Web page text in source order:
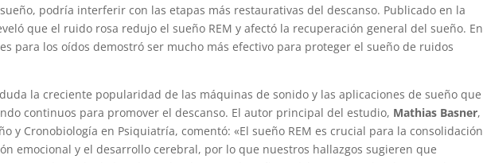
podría interferir con las etapas más restaurativas del descanso. Publicado en la
que el ruido rosa redujo el sueño REM y afectó la recuperación general del sueño. En
para los oídos demostró ser mucho más efectivo para proteger el sueño de ruidos
la creciente popularidad de las máquinas de sonido y las aplicaciones de sueño que
continuos para promover el descanso. El autor principal del estudio, Mathias Basner,
y Cronobiología en Psiquiatría, comentó: «El sueño REM es crucial para la consolidación
emocional y el desarrollo cerebral, por lo que nuestros hallazgos sugieren que